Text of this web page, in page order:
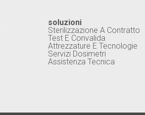
soluzioni
Sterilizzazione A Contratto
Test E Convalida
Attrezzature E Tecnologie
Servizi Dosimetri
Assistenza Tecnica